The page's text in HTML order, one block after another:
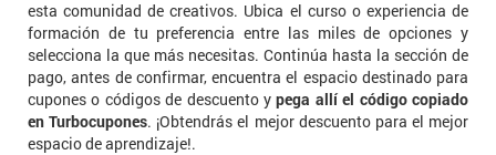
esta comunidad de creativos. Ubica el curso o experiencia de
formación de tu preferencia entre las miles de opciones y
selecciona la que más necesitas. Continúa hasta la sección de
pago, antes de confirmar, encuentra el espacio destinado para
cupones o códigos de descuento ypega allí el código copiado
en Turbocupones. ¡Obtendrás el mejor descuento para el mejor
espacio de aprendizaje!.